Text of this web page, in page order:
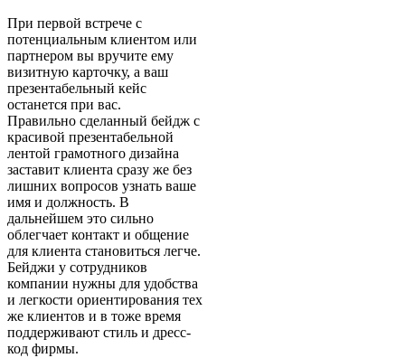
При первой встрече с
потенциальным клиентом или
партнером вы вручите ему
визитную карточку, а ваш
презентабельный кейс
останется при вас.
Правильно сделанный бейдж с
красивой презентабельной
лентой грамотного дизайна
заставит клиента сразу же без
лишних вопросов узнать ваше
имя и должность. В
дальнейшем это сильно
облегчает контакт и общение
для клиента становиться легче.
Бейджи у сотрудников
компании нужны для удобства
и легкости ориентирования тех
же клиентов и в тоже время
поддерживают стиль и дресс-
код фирмы.